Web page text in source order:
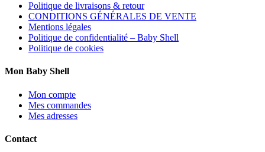
Politique de livraisons & retour
CONDITIONS GÉNÉRALES DE VENTE
Mentions légales
Politique de confidentialité – Baby Shell
Politique de cookies
Mon Baby Shell
Mon compte
Mes commandes
Mes adresses
Contact